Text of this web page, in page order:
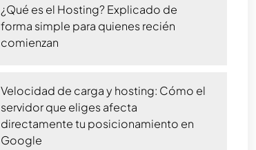
¿Qué es el Hosting? Explicado de
forma simple para quienes recién
comienzan
Velocidad de carga y hosting: Cómo el
servidor que eliges afecta
directamente tu posicionamiento en
Google